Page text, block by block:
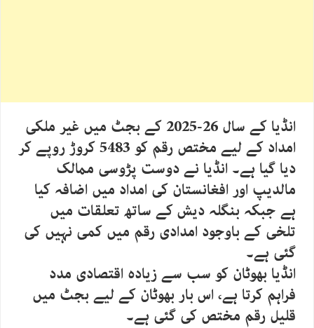
انڈیا کے سال 26-2025 کے بجٹ میں غیر ملکی
امداد کے لیے مختص رقم کو 5483 کروڑ روپے کر
دیا گیا ہے۔ انڈیا نے دوست پڑوسی ممالک
مالدیپ اور افغانستان کی امداد میں اضافہ کیا
ہے جبکہ بنگلہ دیش کے ساتھ تعلقات میں
تلخی کے باوجود امدادی رقم میں کمی نہیں کی
گئی ہے۔
انڈیا بھوٹان کو سب سے زیادہ اقتصادی مدد
فراہم کرتا ہے، اس بار بھوٹان کے لیے بجٹ میں
قلیل رقم مختص کی گئی ہے۔